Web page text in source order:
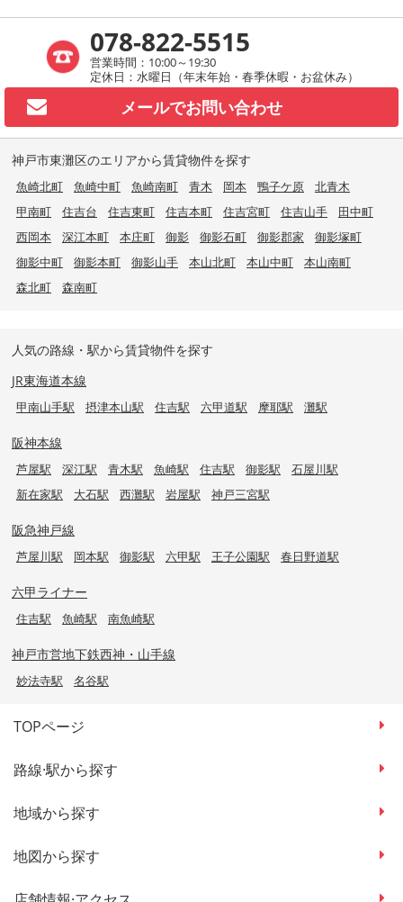
078-822-5515
営業時間：10:00～19:30
定休日：水曜日（年末年始・春季休暇・お盆休み）
メールでお問い合わせ
神戸市東灘区のエリアから賃貸物件を探す
魚崎北町 魚崎中町 魚崎南町 青木 岡本 鴨子ケ原
北青木
甲南町
住吉台 住吉東町 住吉本町 住吉宮町 住吉山手
田中町
西岡本
深江本町 本庄町 御影 御影石町 御影郡家
御影塚町
御影中町
御影本町 御影山手 本山北町 本山中町
本山南町
森北町
森南町
人気の路線・駅から賃貸物件を探す
JR東海道本線
甲南山手駅 摂津本山駅 住吉駅 六甲道駅 摩耶駅 灘駅
阪神本線
芦屋駅 深江駅 青木駅 魚崎駅 住吉駅 御影駅
石屋川駅
新在家駅
大石駅 西灘駅 岩屋駅 神戸三宮駅
阪急神戸線
芦屋川駅 岡本駅 御影駅 六甲駅 王子公園駅 春日野道駅
六甲ライナー
住吉駅 魚崎駅 南魚崎駅
神戸市営地下鉄西神・山手線
妙法寺駅 名谷駅
TOPページ
路線·駅から探す
地域から探す
地図から探す